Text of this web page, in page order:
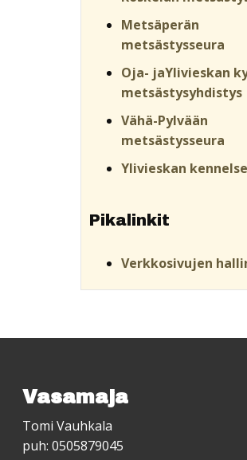
Metsäperän
metsästysseura
Oja- jaYlivieskan
metsästysyhdistys
Vähä-Pylvään
metsästysseura
Ylivieskan
Pikalinkit
Verkkosivujen
Vasamaja
Tomi Vauhkala
puh: 0505879045